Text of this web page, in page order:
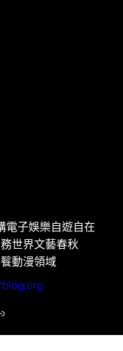
電子娛樂自遊自在
世界文藝春秋
動漫領域